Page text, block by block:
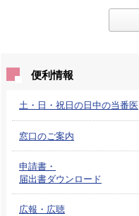
便利情報
土・日・祝日の日中の当番医
窓口のご案内
申請書・
届出書ダウンロード
広報・広聴